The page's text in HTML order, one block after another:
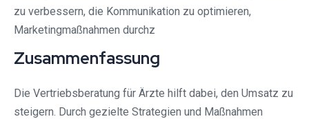
zu verbessern, die Kommunikation zu optimieren,
Marketingmaßnahmen durchz
Zusammenfassung
Die Vertriebsberatung für Ärzte hilft dabei, den Umsatz zu
steigern. Durch gezielte Strategien und Maßnahmen